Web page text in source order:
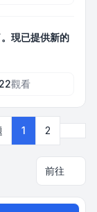
現已提供新的
觀看
1 2
前往